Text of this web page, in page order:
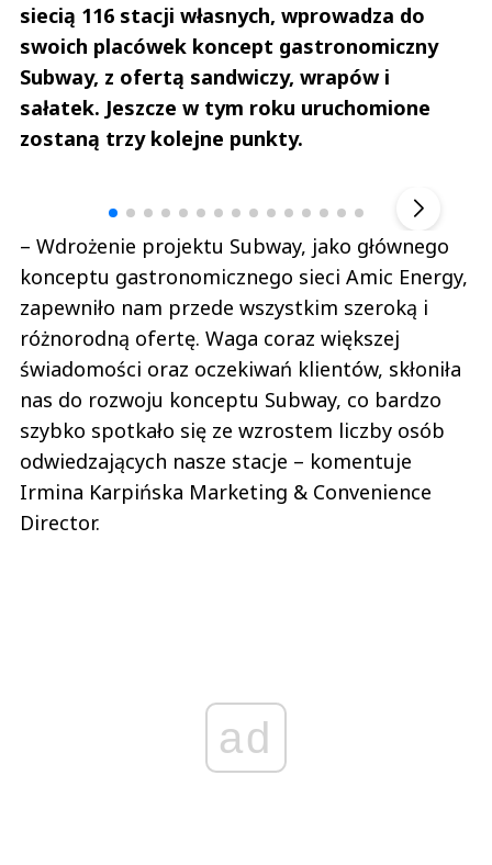
siecią 116 stacji własnych, wprowadza do
swoich placówek koncept gastronomiczny
Subway, z ofertą sandwiczy, wrapów i
sałatek. Jeszcze w tym roku uruchomione
zostaną trzy kolejne punkty.
– Wdrożenie projektu Subway, jako głównego
konceptu gastronomicznego sieci Amic Energy,
zapewniło nam przede wszystkim szeroką i
różnorodną ofertę. Waga coraz większej
świadomości oraz oczekiwań klientów, skłoniła
nas do rozwoju konceptu Subway, co bardzo
szybko spotkało się ze wzrostem liczby osób
odwiedzających nasze stacje – komentuje
Irmina Karpińska Marketing & Convenience
Director.
ad
Andrzej i Marta Sterniccy